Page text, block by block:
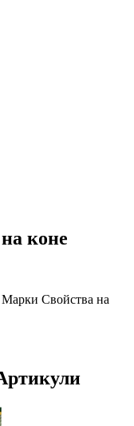
коне
Марки Свойства на